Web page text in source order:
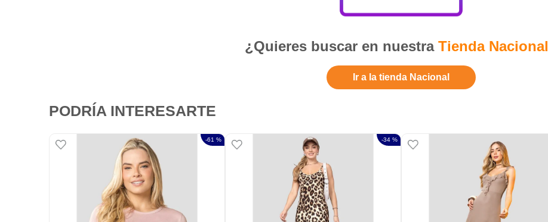
¿Quieres buscar en nuestra Tienda Nacional
Ir a la tienda Nacional
PODRÍA INTERESARTE
-61 % -34 %